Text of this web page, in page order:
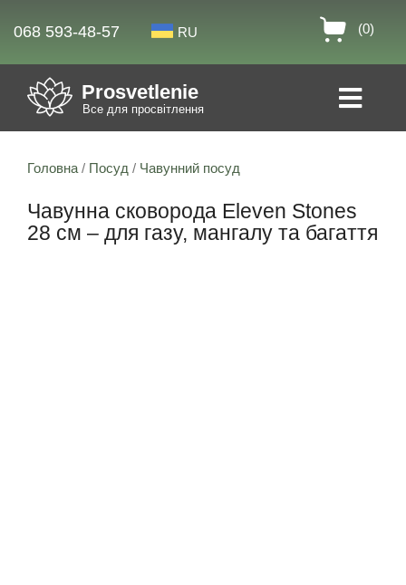
068 593-48-57 RU (0)
Prosvetlenie
Все для просвітлення
Головна / Посуд / Чавунний посуд
Чавунна сковорода Eleven Stones
28 см – для газу, мангалу та багаття